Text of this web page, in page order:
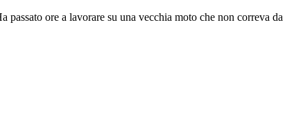
ore a lavorare su una vecchia moto che non correva